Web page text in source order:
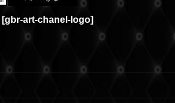
[gbr-art-chanel-logo]